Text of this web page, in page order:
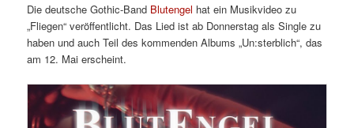
Die deutsche Gothic-Band Blutengel hat ein Musikvideo zu
„Fliegen“ veröffentlicht. Das Lied ist ab Donnerstag als Single zu
haben und auch Teil des kommenden Albums „Un:sterblich“, das
am 12. Mai erscheint.